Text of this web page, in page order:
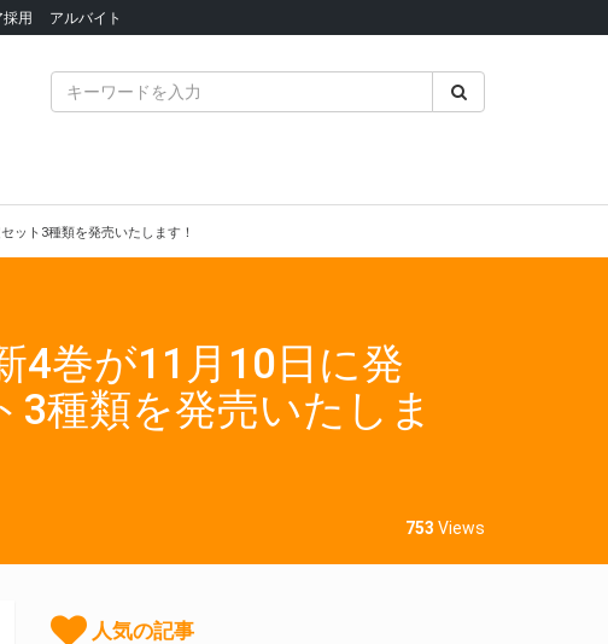
用 アルバイト
ット3種類を発売いたします！
4巻が11月10日に発
種類を発売いたしま
753 Views
人気の記事